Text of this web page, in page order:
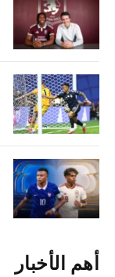
أهم الأخبار